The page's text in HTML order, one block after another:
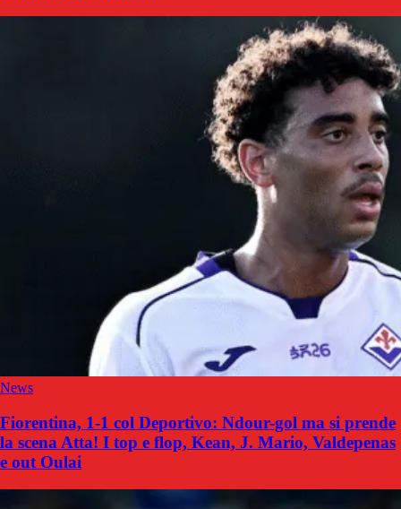
News
Fiorentina, 1-1 col Deportivo: Ndour-gol ma si prende
la scena Atta! I top e flop, Kean, J. Mario, Valdepenas
e out Oulai